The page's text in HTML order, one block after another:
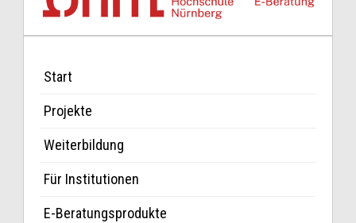
Start
Projekte
Weiterbildung
Für Institutionen
E-Beratungsprodukte